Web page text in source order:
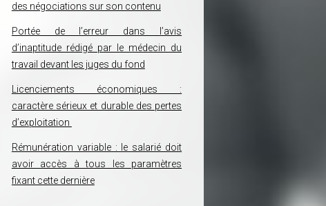
des négociations sur son contenu
Portée de l’erreur dans l’avis
d’inaptitude rédigé par le médecin du
travail devant les juges du fond
Licenciements économiques :
caractère sérieux et durable des pertes
d’exploitation
Rémunération variable : le salarié doit
avoir accès à tous les paramètres
fixant cette dernière